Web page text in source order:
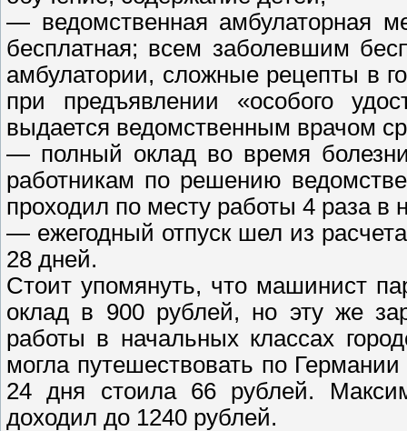
— ведомственная амбулаторная
бесплатная; всем заболевшим
амбулатории, сложные рецепты в
при предъявлении «особого
выдается ведомственным врачом
— полный оклад во время
работникам по решению
проходил по месту работы 4 раза в
— ежегодный отпуск шел из
28 дней.
Cтоит упомянуть, что машинист
оклад в 900 рублей, но эту же
работы в начальных классах
могла путешествовать по
24 дня стоила 66 рублей.
доходил до 1240 рублей.